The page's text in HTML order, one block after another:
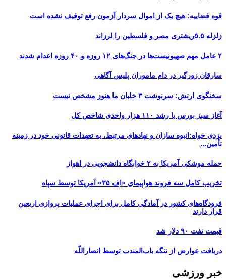
قوه قضاییه: هیچ یک از اموال سردار آزمون رفع توقیف نشده است
زلزله ۵.۵ریشتری مصر و فلسطین را لرزاند
۲ عامل مهم صهیونیست‌ها در جنگ‌های ۱۲ روزه و ۴۰ روزه اعدام شدند
سارقان زورگیر در دام ماموران پلیس آگاهی
سخنگوی ارتش: سرنوشت ۳ خلبان ما هنوز مشخص نیست
آغاز سبز بورس با رشد ۱۱۰ هزار واحدی شاخص کل
یزدی خواه:انبوه سازان و نهادهای مرتبط، به تعهدات قانونی خود در زمینه
تأمین...
حمله موشکی آمریکا به ۲ خوابگاه دانشجویی در اهواز
تخریب کامل سه فروند هواپیمای «اِف ۳۵» آمریکا توسط سپاه
فرودگاه‌های کشور در آمادگی کامل برای اجرای عملیات پروازی اربعین
قرار دارند
قیمت نفت ۹۰ دلار شد
دریافت عوارض از تنگه باب‌المندب توسط انصاراللّه
خبر ورزشی